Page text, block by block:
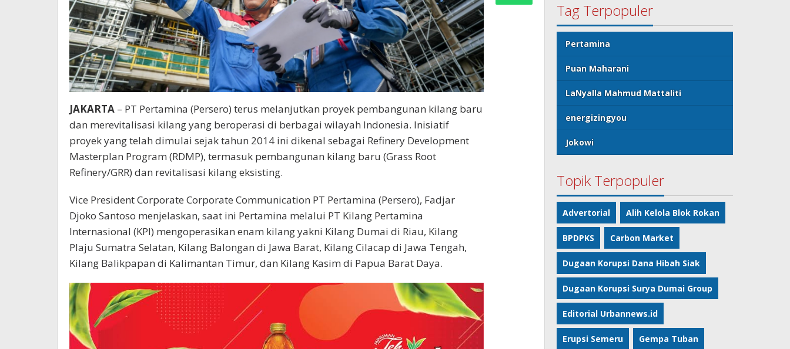
JAKARTA – PT Pertamina (Persero) terus melanjutkan proyek pembangunan kilang baru
dan merevitalisasi kilang yang beroperasi di berbagai wilayah Indonesia. Inisiatif
proyek yang telah dimulai sejak tahun 2014 ini dikenal sebagai Refinery Development
Masterplan Program (RDMP), termasuk pembangunan kilang baru (Grass Root
Refinery/GRR) dan revitalisasi kilang eksisting.
Vice President Corporate Corporate Communication PT Pertamina (Persero), Fadjar
Djoko Santoso menjelaskan, saat ini Pertamina melalui PT Kilang Pertamina
Internasional (KPI) mengoperasikan enam kilang yakni Kilang Dumai di Riau, Kilang
Plaju Sumatra Selatan, Kilang Balongan di Jawa Barat, Kilang Cilacap di Jawa Tengah,
Kilang Balikpapan di Kalimantan Timur, dan Kilang Kasim di Papua Barat Daya.
Tag Terpopuler
Pertamina
Puan Maharani
LaNyalla Mahmud Mattaliti
energizingyou
Jokowi
Topik Terpopuler
Advertorial Alih Kelola Blok Rokan
BPDPKS Carbon Market
Dugaan Korupsi Dana Hibah Siak
Dugaan Korupsi Surya Dumai Group
Editorial Urbannews.id
Erupsi Semeru Gempa Tuban